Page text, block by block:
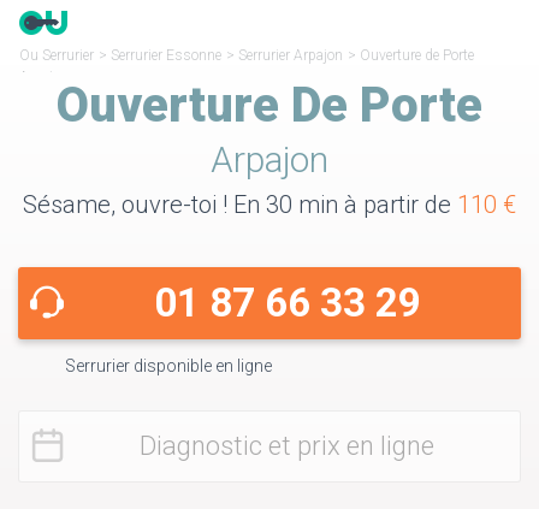
Ou Serrurier > Serrurier Essonne > Serrurier Arpajon > Ouverture de Porte
Arpajon
Ouverture De Porte
Arpajon
Sésame, ouvre-toi ! En 30 min à partir de 110 €
01 87 66 33 29
Serrurier disponible en ligne
Diagnostic et prix en ligne